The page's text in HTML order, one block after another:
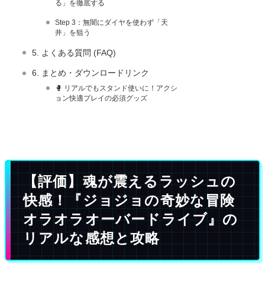
る」を徹底する
Step 3：無闇にダイヤを使わず「天
井」を狙う
5. よくある質問 (FAQ)
6. まとめ・ダウンロードリンク
🥊 リアルでもスタンド使いに！アクシ
ョン快適プレイの必須グッズ
【評価】魂が震えるラッシュの
快感！『ジョジョの奇妙な冒険
オラオラオーバードライブ』の
リアルな感想と攻略